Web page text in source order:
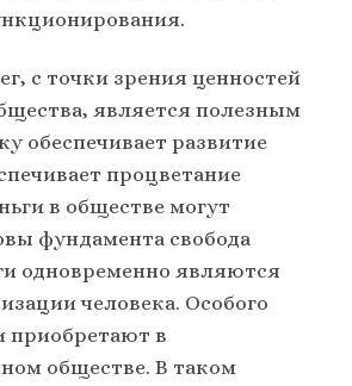
с точки зрения ценностей
является полезным
обеспечивает развитие
процветание
в обществе могут
фундамента свобода
одновременно являются
человека. Особого
приобретают в
обществе. В таком